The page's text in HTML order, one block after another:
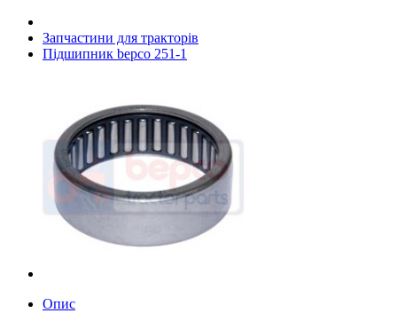
Запчастини для тракторів
Підшипник bepco 251-1
Опис